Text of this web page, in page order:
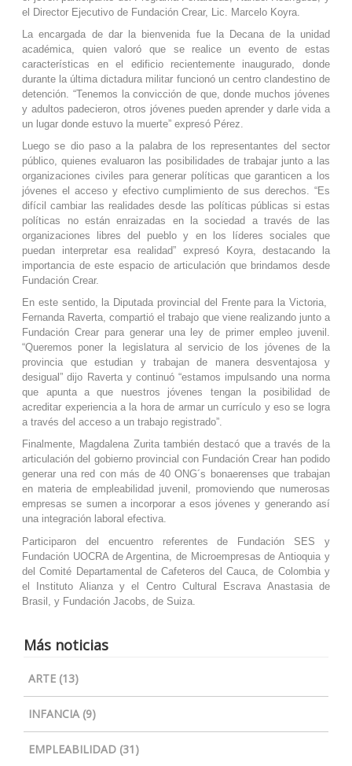
el Director Ejecutivo de Fundación Crear, Lic. Marcelo Koyra.
La encargada de dar la bienvenida fue la Decana de la unidad
académica, quien valoró que se realice un evento de estas
características en el edificio recientemente inaugurado, donde
durante la última dictadura militar funcionó un centro clandestino de
detención. “Tenemos la convicción de que, donde muchos jóvenes
y adultos padecieron, otros jóvenes pueden aprender y darle vida a
un lugar donde estuvo la muerte” expresó Pérez.
Luego se dio paso a la palabra de los representantes del sector
público, quienes evaluaron las posibilidades de trabajar junto a las
organizaciones civiles para generar políticas que garanticen a los
jóvenes el acceso y efectivo cumplimiento de sus derechos. “Es
difícil cambiar las realidades desde las políticas públicas si estas
políticas no están enraizadas en la sociedad a través de las
organizaciones libres del pueblo y en los líderes sociales que
puedan interpretar esa realidad” expresó Koyra, destacando la
importancia de este espacio de articulación que brindamos desde
Fundación Crear.
En este sentido, la Diputada provincial del Frente para la Victoria,
Fernanda Raverta, compartió el trabajo que viene realizando junto a
Fundación Crear para generar una ley de primer empleo juvenil.
“Queremos poner la legislatura al servicio de los jóvenes de la
provincia que estudian y trabajan de manera desventajosa y
desigual” dijo Raverta y continuó “estamos impulsando una norma
que apunta a que nuestros jóvenes tengan la posibilidad de
acreditar experiencia a la hora de armar un currículo y eso se logra
a través del acceso a un trabajo registrado”.
Finalmente, Magdalena Zurita también destacó que a través de la
articulación del gobierno provincial con Fundación Crear han podido
generar una red con más de 40 ONG´s bonaerenses que trabajan
en materia de empleabilidad juvenil, promoviendo que numerosas
empresas se sumen a incorporar a esos jóvenes y generando así
una integración laboral efectiva.
Participaron del encuentro referentes de Fundación SES y
Fundación UOCRA de Argentina, de Microempresas de Antioquia y
del Comité Departamental de Cafeteros del Cauca, de Colombia y
el Instituto Alianza y el Centro Cultural Escrava Anastasia de
Brasil, y Fundación Jacobs, de Suiza.
Más noticias
ARTE (13)
INFANCIA (9)
EMPLEABILIDAD (31)